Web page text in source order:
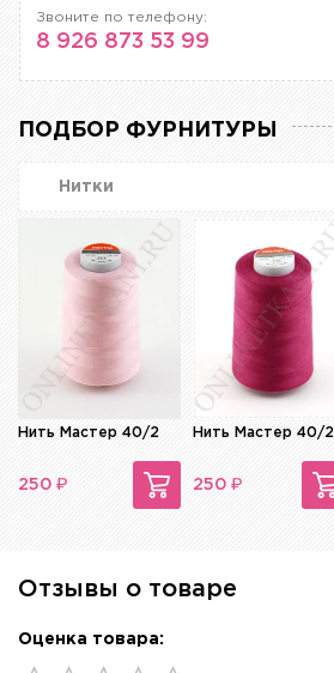
Звоните по телефону:
8 926 873 53 99
ПОДБОР ФУРНИТУРЫ
Нитки
Нить Мастер 40/2
250 ₽
Нить Мастер 40/2
250 ₽
Отзывы о товаре
Оценка товара: